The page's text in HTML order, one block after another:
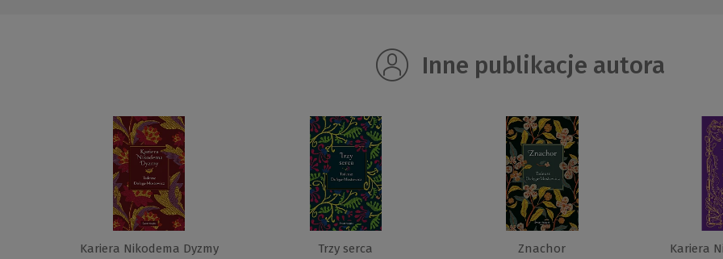
Inne publikacje autora
Kariera Nikodema Dyzmy Trzy serca Znachor Kariera